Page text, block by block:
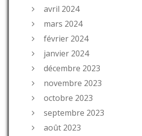
avril 2024
mars 2024
février 2024
janvier 2024
décembre 2023
novembre 2023
octobre 2023
septembre 2023
août 2023